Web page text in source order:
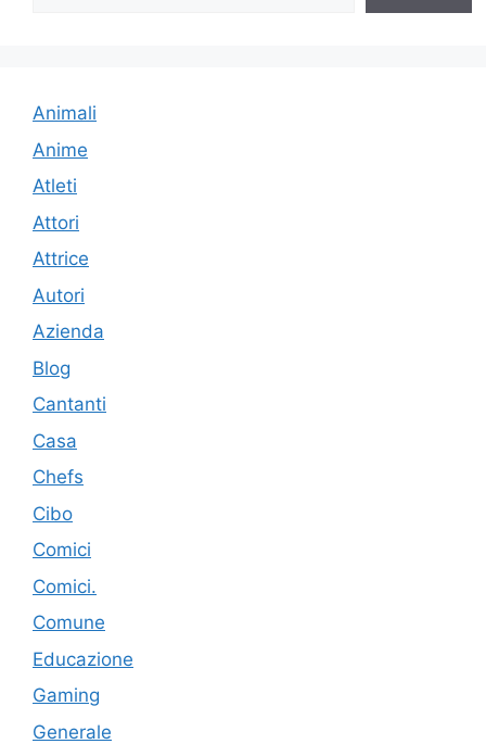
Animali
Anime
Atleti
Attori
Attrice
Autori
Azienda
Blog
Cantanti
Casa
Chefs
Cibo
Comici
Comici.
Comune
Educazione
Gaming
Generale